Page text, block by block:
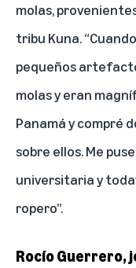
molas,
tribu Kuna.
pequeños
molas y eran
Panamá y compré
sobre ellos. Me
universitaria y
ropero”.
Rocío Guerrero,